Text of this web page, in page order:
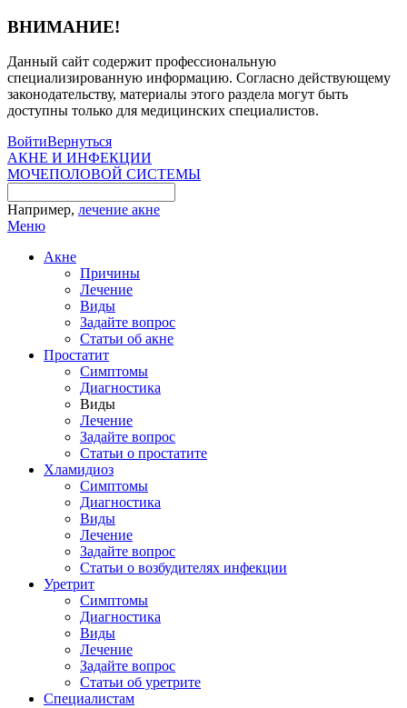
ВНИМАНИЕ!
Данный сайт содержит профессиональную
специализированную информацию. Согласно действующему
законодательству, материалы этого раздела могут быть
доступны только для медицинских специалистов.
ВойтиВернуться
АКНЕ И ИНФЕКЦИИ
МОЧЕПОЛОВОЙ СИСТЕМЫ
Например, лечение акне
Меню
Акне
Причины
Лечение
Виды
Задайте вопрос
Статьи об акне
Простатит
Симптомы
Диагностика
Виды
Лечение
Задайте вопрос
Статьи о простатите
Хламидиоз
Симптомы
Диагностика
Виды
Лечение
Задайте вопрос
Статьи о возбудителях инфекции
Уретрит
Симптомы
Диагностика
Виды
Лечение
Задайте вопрос
Статьи об уретрите
Специалистам